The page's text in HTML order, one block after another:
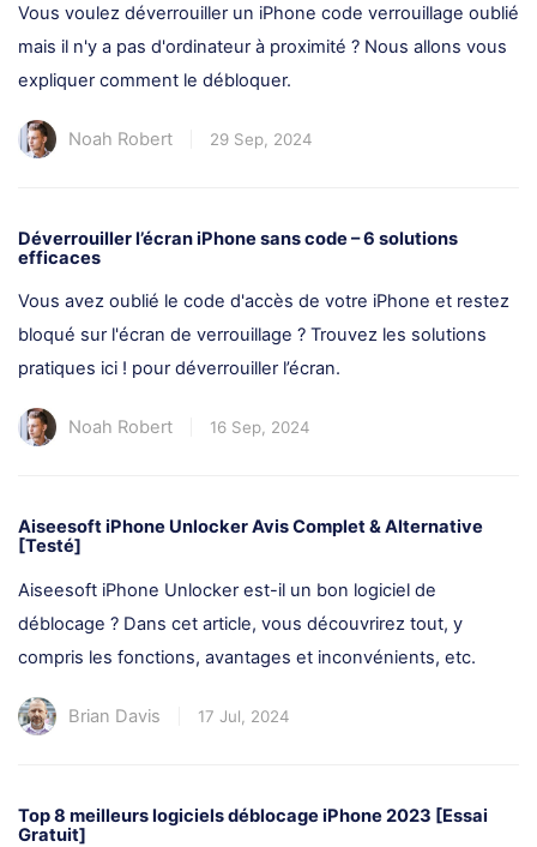
Vous voulez déverrouiller un iPhone code verrouillage oublié
mais il n'y a pas d'ordinateur à proximité ? Nous allons vous
expliquer comment le débloquer.
Noah Robert 29 Sep, 2024
Déverrouiller l’écran iPhone sans code – 6 solutions
efficaces
Vous avez oublié le code d'accès de votre iPhone et restez
bloqué sur l'écran de verrouillage ? Trouvez les solutions
pratiques ici ! pour déverrouiller l’écran.
Noah Robert 16 Sep, 2024
Aiseesoft iPhone Unlocker Avis Complet & Alternative
[Testé]
Aiseesoft iPhone Unlocker est-il un bon logiciel de
déblocage ? Dans cet article, vous découvrirez tout, y
compris les fonctions, avantages et inconvénients, etc.
Brian Davis 17 Jul, 2024
Top 8 meilleurs logiciels déblocage iPhone 2023 [Essai
Gratuit]